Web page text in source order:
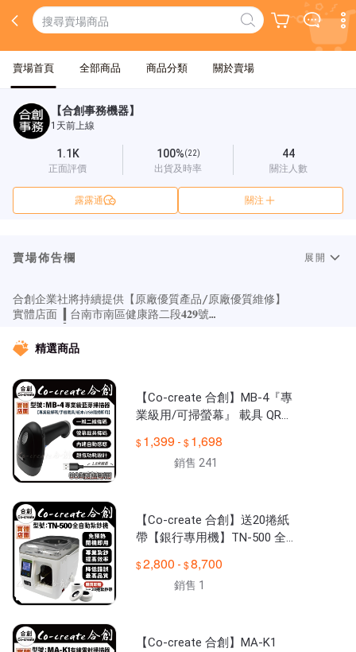
賣場首頁 全部商品 商品分類 關於賣場
【合創事務機器】
1天前上線
1.1K
正面評價
100%(22)
出貨及時率
44
關注人數
露露通 關注
賣場佈告欄 展開
合創企業社將持續提供【原廠優質產品/原廠優質維修】
實體店面 ▍台南市南區健康路二段𝟒𝟐𝟗號
營業時間 ▍週一至週五 𝐀𝐌𝟎𝟗:𝟎𝟎-𝟏𝟐:𝟎𝟎、𝐏𝐌𝟏𝟑:𝟎𝟎-𝟏𝟖:𝟎𝟎
公休日期 ▍每週六、日及國定假日公休
精選商品
【Co-create 合創】MB-4『專
業級用/可掃螢幕』 載具 QR
條碼機 掃描槍
1,399 - 1,698
銷售 241
【Co-create 合創】送20捲紙
帶【銀行專用機】TN-500 全
鈔機
2,800 - 8,700
銷售 1
【Co-create 合創】MA-K1